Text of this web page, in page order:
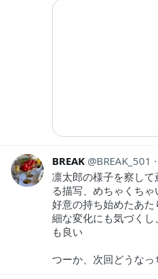
BREAK BREAK_501
凛太郎の様子を察し
る描写、めちゃくちゃ
好意の持ち始めたあ
細な変化にも気づく
も良い
つーか、次回どうなっ